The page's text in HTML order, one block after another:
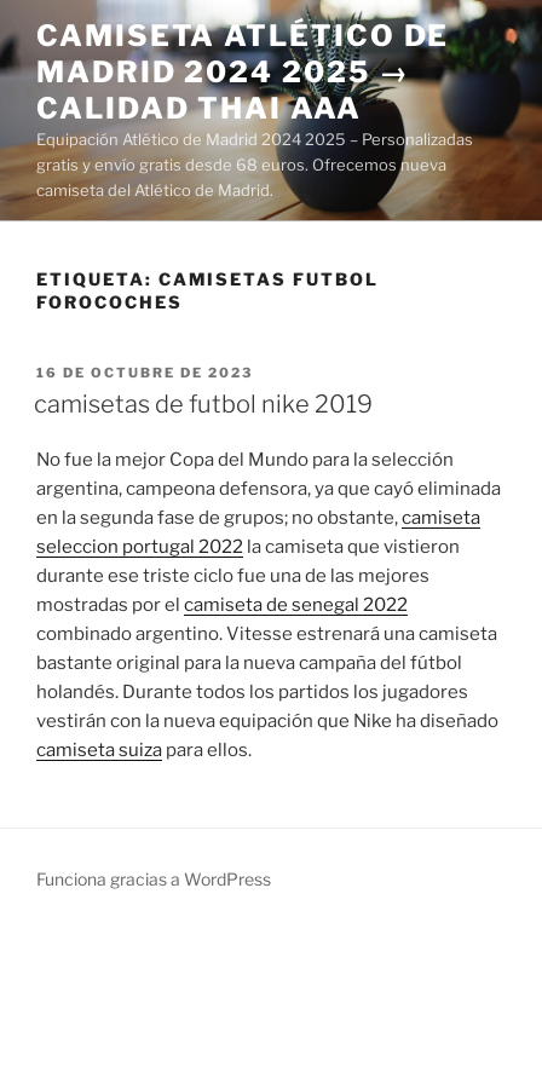
al
contenido
CAMISETA ATLÉTICO DE
MADRID 2024 2025 →
CALIDAD THAI AAA
Equipación Atlético de Madrid 2024 2025 – Personalizadas
gratis y envío gratis desde 68 euros. Ofrecemos nueva
camiseta del Atlético de Madrid.
ETIQUETA: CAMISETAS FUTBOL
FOROCOCHES
PUBLICADO
16 DE OCTUBRE DE 2023
camisetas de futbol nike 2019
No fue la mejor Copa del Mundo para la selección
argentina, campeona defensora, ya que cayó eliminada
en la segunda fase de grupos; no obstante,camiseta
seleccion portugal 2022 la camiseta que vistieron
durante ese triste ciclo fue una de las mejores
mostradas por el camiseta de senegal 2022
combinado argentino. Vitesse estrenará una camiseta
bastante original para la nueva campaña del fútbol
holandés. Durante todos los partidos los jugadores
vestirán con la nueva equipación que Nike ha diseñado
camiseta suiza para ellos.
Funciona gracias a WordPress